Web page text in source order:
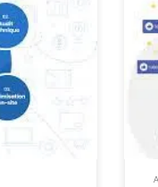
web pour
un site web
à se
large.
un site